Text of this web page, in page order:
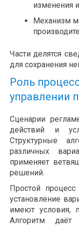
изменения
Механизм
Части делятся
для сохранения
Роль
управлении
Сценарии
действий и
Структурные
различных
применяет
решений.
Простой
установление
имеют условия,
Алгоритм даёт